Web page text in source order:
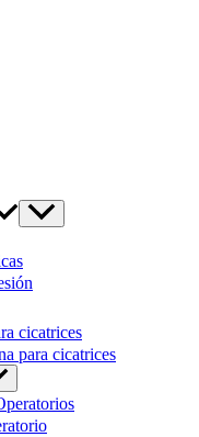
cicatrices
para cicatrices